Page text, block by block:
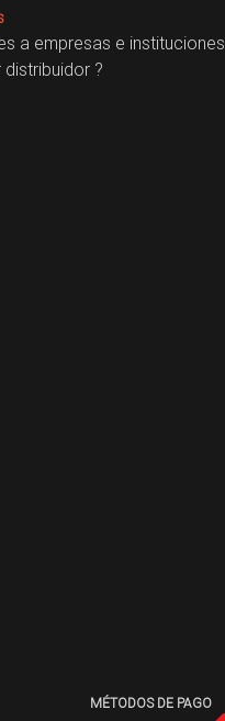
a empresas e instituciones
distribuidor ?
MÉTODOS DE PAGO